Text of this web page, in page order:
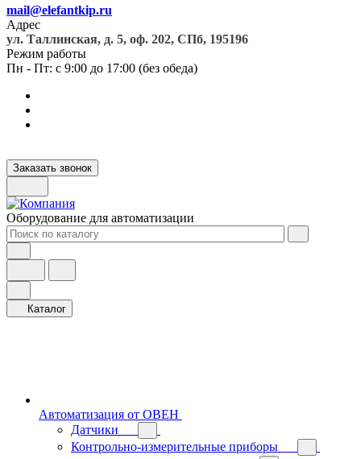
mail@elefantkip.ru
Адрес
ул. Таллинская, д. 5, оф. 202, СПб, 195196
Режим работы
Пн - Пт: с 9:00 до 17:00 (без обеда)
Заказать звонок
Оборудование для автоматизации
Каталог
Автоматизация от ОВЕН
Датчики
Контрольно-измерительные приборы